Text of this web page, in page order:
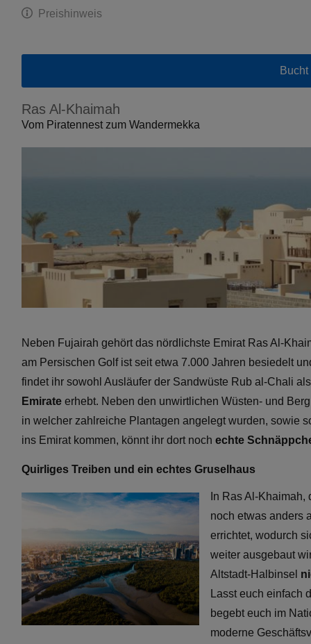
Preishinweis
Ras Al-Khaimah
Vom Piratennest zum Wandermekka
Neben Fujairah gehört das nördlichste Emirat Ras Al-
am Persischen Golf ist seit etwa 7.000 Jahren besiedelt
findet ihr sowohl Ausläufer der Sandwüste Rub al-Chali
Emirate erhebt. Neben den unwirtlichen Wüsten- und
in welcher zahlreiche Plantagen angelegt wurden, sowie
ins Emirat kommen, könnt ihr dort noch echte
Quirliges Treiben und ein echtes Gruselhaus
In Ras Al-
noch etwas anders
errichtet, wodurch
weiter ausgebaut
Altstadt-Halbinsel
Lasst euch einfach
begebt euch im
moderne